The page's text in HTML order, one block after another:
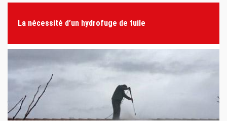
La nécessité d’un hydrofuge de tuile